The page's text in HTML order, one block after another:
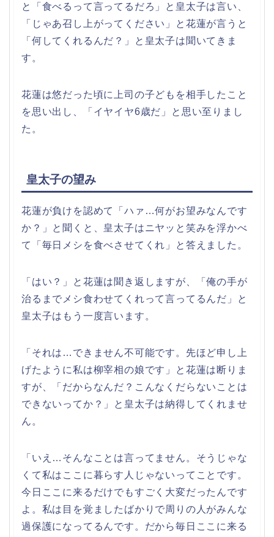
と「食べるって言ってるだろ」と皇太子は言い、
「じゃあ召し上がってください」と花蓮が言うと
「何してくれるんだ？」と皇太子は聞いてきま
す。
花蓮は悠だった頃に上司の子どもを相手したこと
を思い出し、「イヤイヤ6歳だ」と思い至りまし
た。
皇太子の望み
花蓮が負けを認めて「ハァ…何がお望みなんです
か？」と聞くと、皇太子はニヤッと笑みを浮かべ
て「毎日メシを食べさせてくれ」と答えました。
「はい？」と花蓮は聞き返しますが、「俺の手が
治るまでメシ食わせてくれって言ってるんだ」と
皇太子はもう一度言います。
「それは…できません不可能です。先ほど申し上
げたように私は柳宰相の娘です」と花蓮は断りま
すが、「だからなんだ？こんなくだらないことは
できないってか？」と皇太子は納得してくれませ
ん。
「いえ…そんなことは言ってません。そうじゃな
くて私はここに暮らす人じゃないってことです。
今日ここに来るだけでもすごく大変だったんです
よ。私は目を覚ましたばかりで周りの人がみんな
過保護になってるんです。だから毎日ここに来る